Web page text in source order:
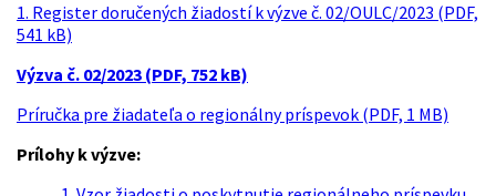
1. Register doručených žiadostí k výzve č. 02/OULC/2023 (PDF,
541 kB)
Výzva č. 02/2023 (PDF, 752 kB)
Príručka pre žiadateľa o regionálny príspevok (PDF, 1 MB)
Prílohy k výzve: